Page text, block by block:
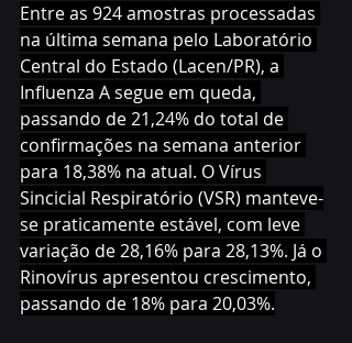
Entre as 924 amostras processadas
na última semana pelo Laboratório
Central do Estado (Lacen/PR), a
Influenza A segue em queda,
passando de 21,24% do total de
confirmações na semana anterior
para 18,38% na atual. O Vírus
Sincicial Respiratório (VSR) manteve-
se praticamente estável, com leve
variação de 28,16% para 28,13%. Já o
Rinovírus apresentou crescimento,
passando de 18% para 20,03%.